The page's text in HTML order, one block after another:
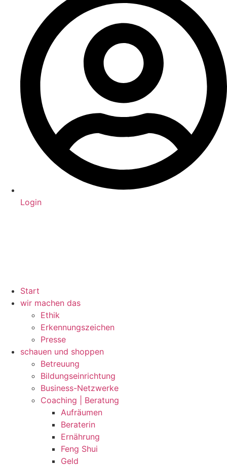
Login
Start
wir machen das
Ethik
Erkennungszeichen
Presse
schauen und shoppen
Betreuung
Bildungseinrichtung
Business-Netzwerke
Coaching | Beratung
Aufräumen
Beraterin
Ernährung
Feng Shui
Geld